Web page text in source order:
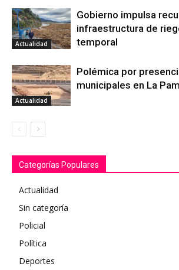
Actualidad
Gobierno impulsa
infraestructura de
temporal
Actualidad
Polémica por
municipales en La
Categorías Populares
Actualidad
Sin categoría
Policial
Política
Deportes